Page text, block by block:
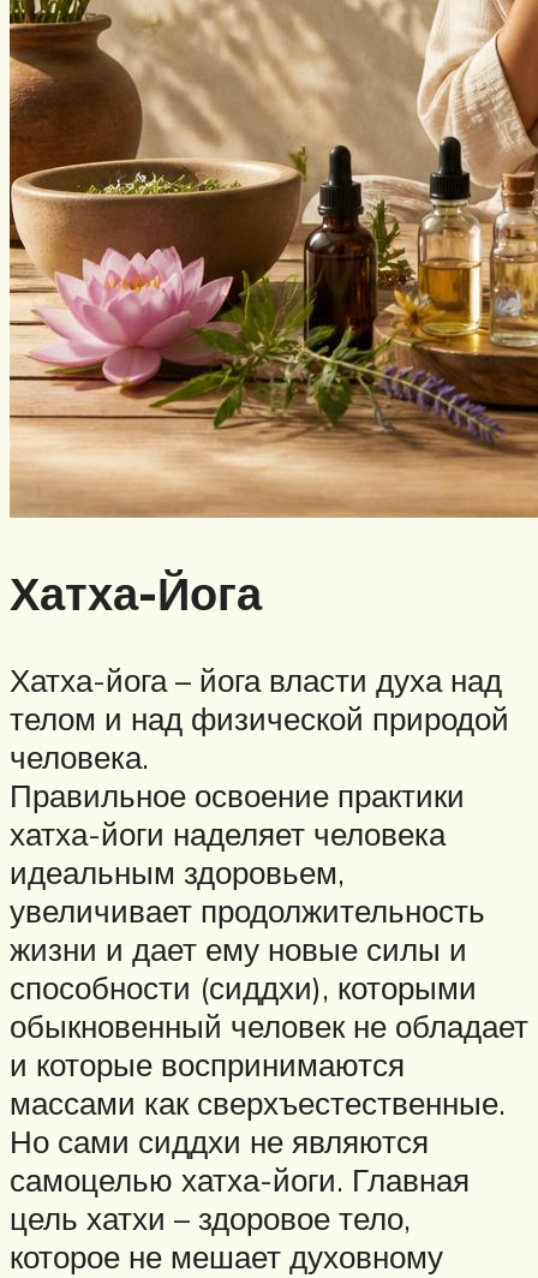
Хатха-Йога
Хатха-йога – йога власти духа над
телом и над физической природой
человека.
Правильное освоение практики
хатха-йоги наделяет человека
идеальным здоровьем,
увеличивает продолжительность
жизни и дает ему новые силы и
способности (сиддхи), которыми
обыкновенный человек не обладает
и которые воспринимаются
массами как сверхъестественные.
Но сами сиддхи не являются
самоцелью хатха-йоги. Главная
цель хатхи – здоровое тело,
которое не мешает духовному